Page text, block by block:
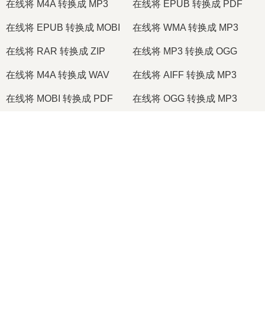
在线将 M4A 转换成 MP3 在线将 EPUB 转换成 PDF
在线将 EPUB 转换成 MOBI 在线将 WMA 转换成 MP3
在线将 RAR 转换成 ZIP 在线将 MP3 转换成 OGG
在线将 M4A 转换成 WAV 在线将 AIFF 转换成 MP3
在线将 MOBI 转换成 PDF 在线将 OGG 转换成 MP3